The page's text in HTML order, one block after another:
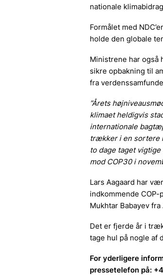
nationale
Formålet med
holde den globale
Ministrene har også
sikre opbakning til
fra
”Årets
klimaet heldigvis
internationale
trækker i en sortere
to dage taget
mod COP30 i
Lars Aagaard har
indkommende
Mukhtar Babayev
Det er fjerde år i
tage hul på nogle af
For yderligere
pressetelefon på: